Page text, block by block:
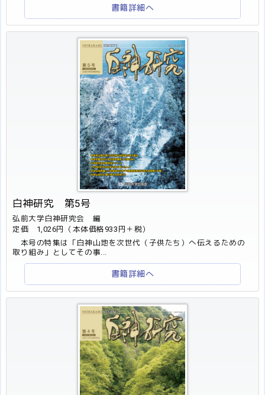
書籍詳細へ
白神研究 第5号
弘前大学白神研究会 編
定価 1,026円（本体価格933円＋税）
本号の特集は「白神山地を次世代（子供たち）へ伝えるための
取り組み」としてその事...
書籍詳細へ